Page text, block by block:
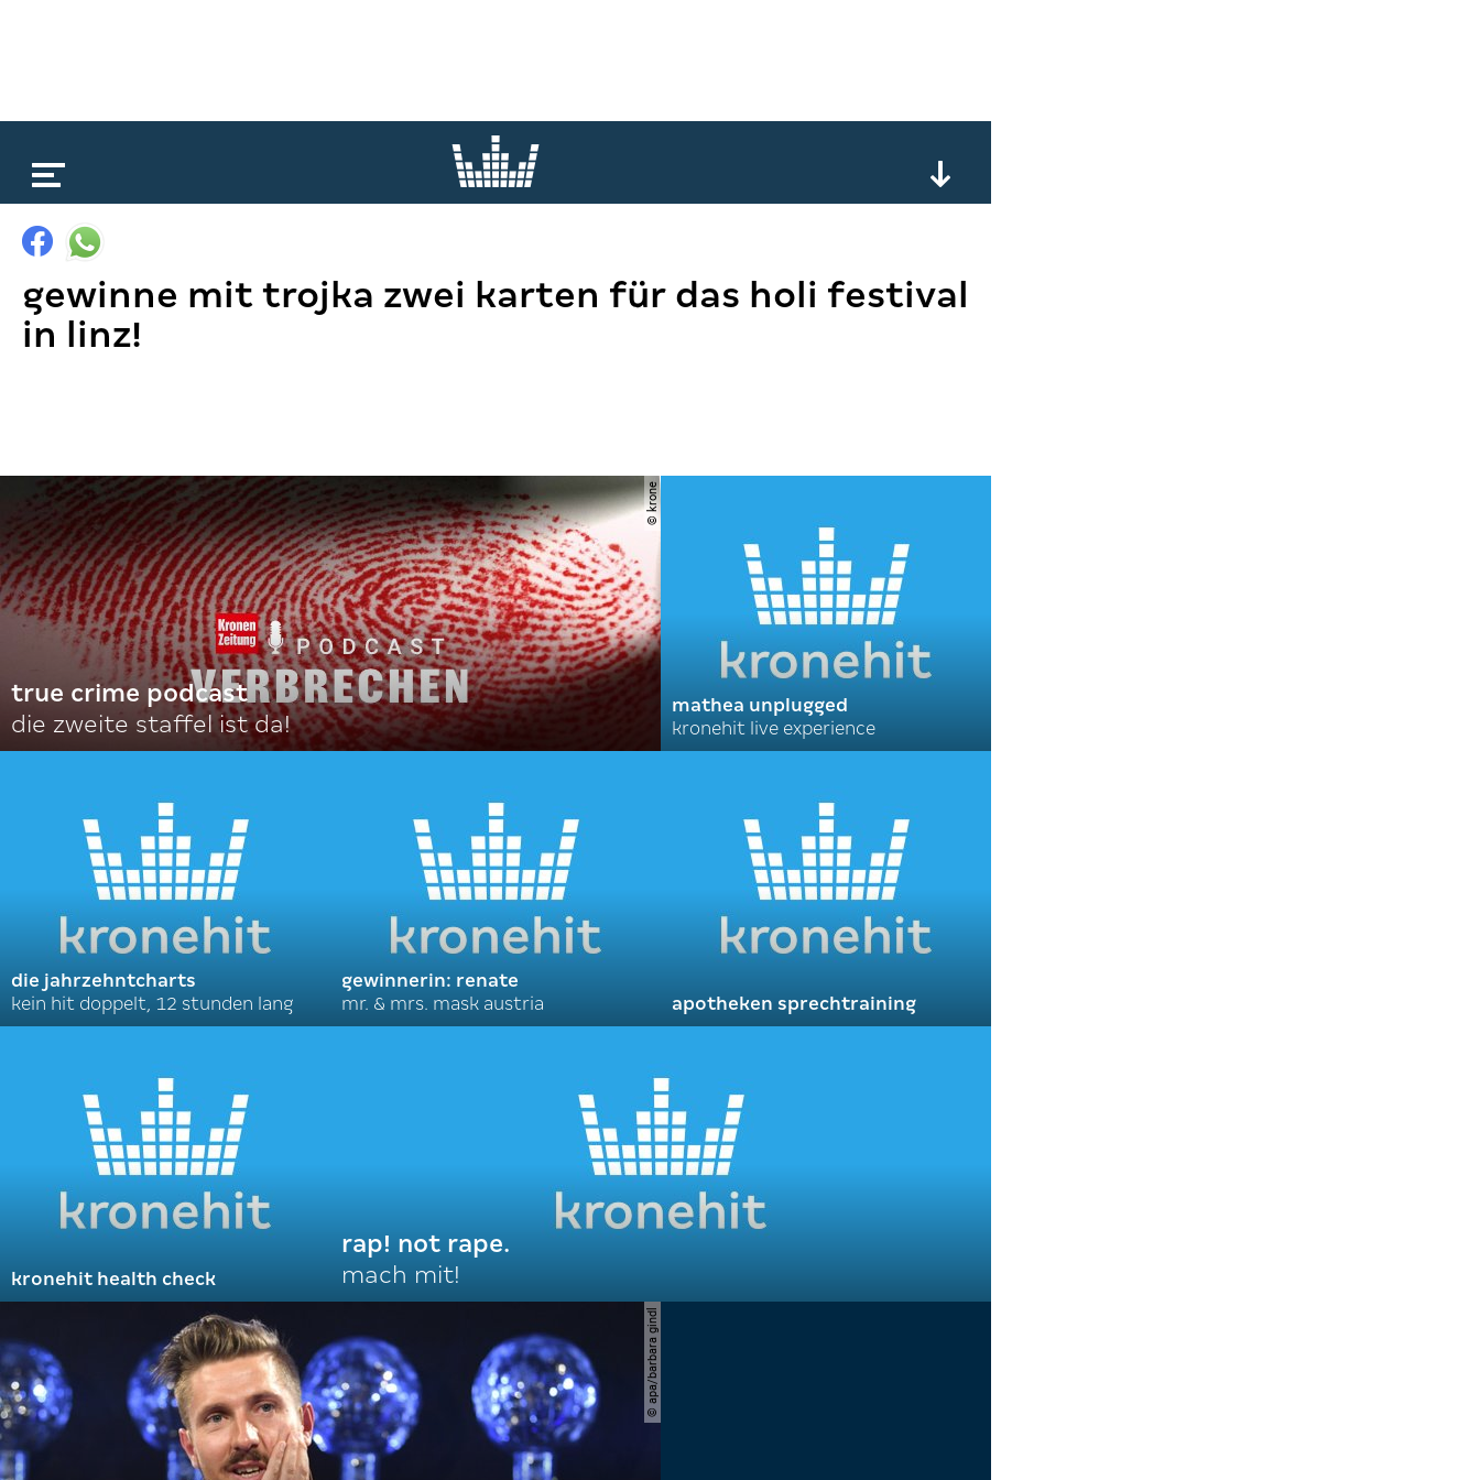
gewinne mit trojka zwei karten für das holi festival
in linz!
© krone
true crime podcast
die zweite staffel ist da!
mathea unplugged
kronehit live experience
die jahrzehntcharts
kein hit doppelt, 12 stunden lang
gewinnerin: renate
mr. & mrs. mask austria
apotheken sprechtraining
kronehit health check
rap! not rape.
mach mit!
© apa/barbara gindl